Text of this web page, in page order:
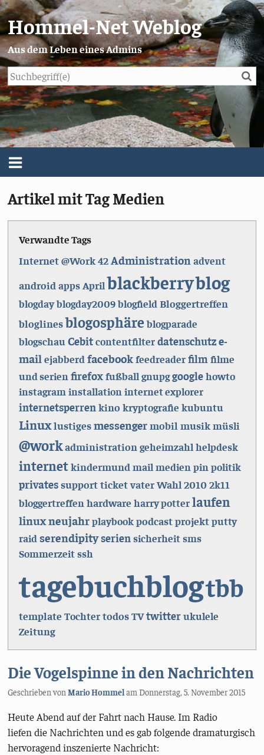
Hommel-Net Weblog
Aus dem Leben eines Admins
Menü
Über mich
Impressum/Datenschutz
Artikel mit Tag Medien
Verwandte Tags
Internet@Work42Administration advent
android appsApril blackberryblog
blogdayblogday2009blogfield Bloggertreffen
bloglinesblogosphäre blogparade
blogschauCebitcontentfilterdatenschutze-
mail ejabberd facebookfeedreaderfilm filme
und serien firefoxfußball gnupggooglehowto
instagram installation internet explorer
internetsperren kino kryptografie kubuntu
Linuxlustigesmessengermobil musikmüsli
@workadministration geheimzahl helpdesk
internetkindermund mail medien pin politik
privatessupportticketvaterWahl 2010 2k11
bloggertreffen hardware harry potterlaufen
linuxneujahrplaybookpodcastprojektputty
raid serendipityserien sicherheitsms
Sommerzeitssh
tagebuchblogtbb
template TochtertodosTVtwitterukulele
Zeitung
Die Vogelspinne in den Nachrichten
Geschrieben vonMario HommelamDonnerstag, 5. November 2015
Heute Abend auf der Fahrt nach Hause. Im Radio
liefen die Nachrichten und es gab folgende dramaturgisch
hervoragend inszenierte Nachricht: